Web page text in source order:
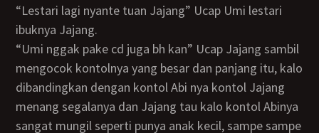
“Lestari lagi nyante tuan Jajang” Ucap Umi lestari
ibuknya Jajang.
“Umi nggak pake cd juga bh kan” Ucap Jajang sambil
mengocok kontolnya yang besar dan panjang itu, kalo
dibandingkan dengan kontol Abi nya kontol Jajang
menang segalanya dan Jajang tau kalo kontol Abinya
sangat mungil seperti punya anak kecil, sampe sampe